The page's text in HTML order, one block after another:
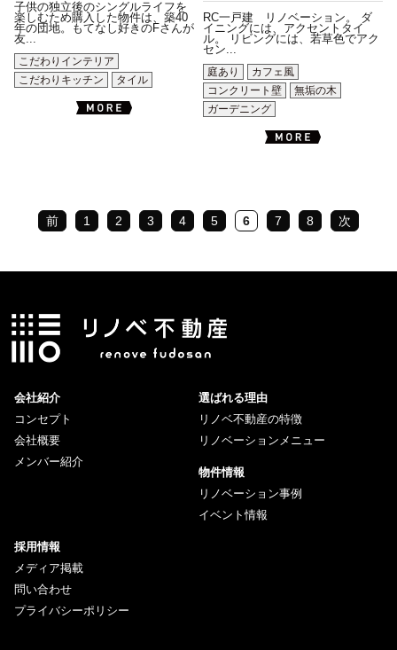
子供の独立後のシングルライフを
楽しむため購入した物件は、築40
年の団地。もてなし好きのFさんが
友...
こだわりインテリア
こだわりキッチン
タイル
RC一戸建 リノベーション。 ダ
イニングには、アクセントタイ
ル。 リビングには、若草色でアク
セン...
庭あり
カフェ風
コンクリート壁
無垢の木
ガーデニング
前 1 2 3 4 5 6 7 8 次
会社紹介
コンセプト
会社概要
メンバー紹介
選ばれる理由
リノベ不動産の特徴
リノベーションメニュー
物件情報
リノベーション事例
イベント情報
採用情報
メディア掲載
問い合わせ
プライバシーポリシー